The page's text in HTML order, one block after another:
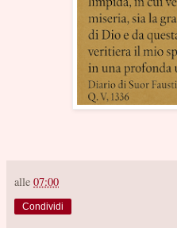
alle 07:00
Condividi